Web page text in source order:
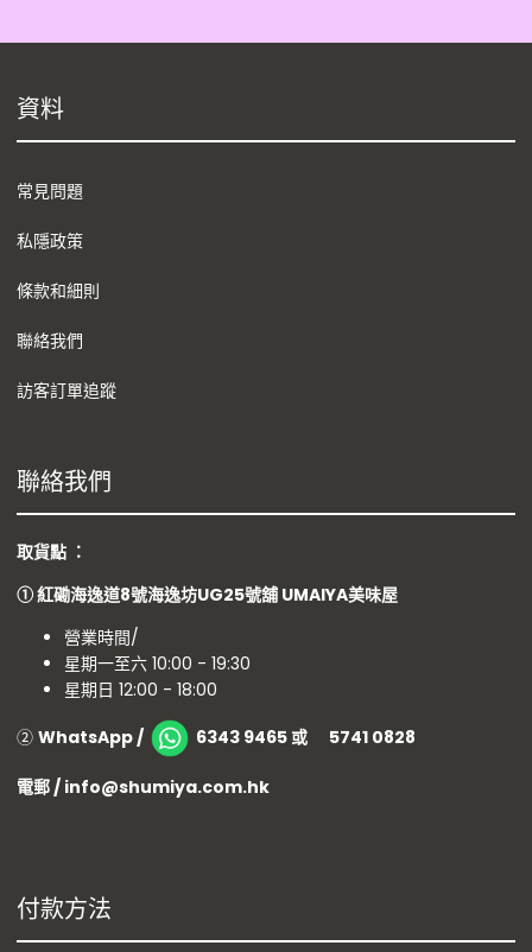
資料
常見問題
私隱政策
條款和細則
聯絡我們
訪客訂單追蹤
聯絡我們
取貨點 ：
①紅磡海逸道8號海逸坊UG25號舖 UMAIYA美味屋
營業時間/
星期一至六 10:00 - 19:30
星期日 12:00 - 18:00
② WhatsApp / 6343 9465 或 5741 0828
電郵 / info@shumiya.com.hk
付款方法